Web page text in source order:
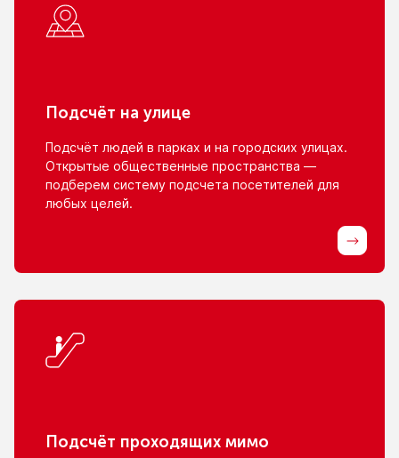
Подсчёт на улице
Подсчёт людей в парках и на городских улицах.
Открытые общественные пространства —
подберем систему подсчета посетителей для
любых целей.
Подсчёт проходящих мимо